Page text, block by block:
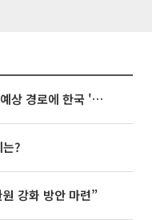
태풍 '돌핀' 이어 '찬홈' 등장…예상 경로에 한국 '한숨'
?
강화 방안 마련”